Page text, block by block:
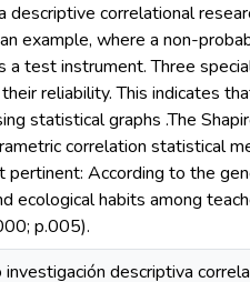
correlational
example, where a non-
a test instrument. Three
reliability. This indicates
statistical graphs .The
correlation statistical
According to the
ecological habits among
p.005).
descriptiva